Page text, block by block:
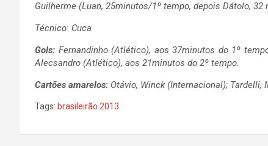
Guilherme (Luan, 25minutos/1º tempo, depois Dátolo,
Técnico: Cuca
Gols: Fernandinho (Atlético), aos 37minutos do 1º
Alecsandro (Atlético), aos 21minutos do 2º tempo.
Cartões amarelos: Otávio, Winck (Internacional);
Tags: brasileirão 2013